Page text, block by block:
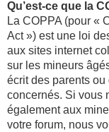
Qu’est-ce que la
La COPPA (pour «
Act ») est une loi
aux sites internet
sur les mineurs
écrit des parents
concernés. Si vous
également aux
votre forum, nous